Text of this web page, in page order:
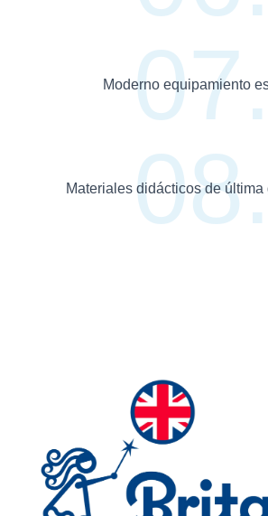
Moderno equipamiento
Materiales didácticos de última